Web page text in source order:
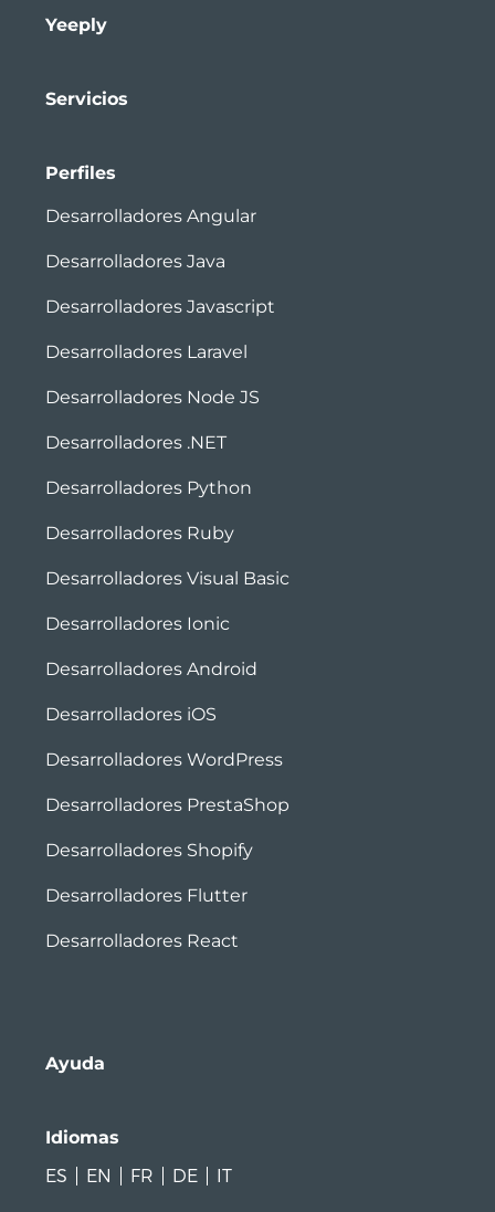
Yeeply
Servicios
Perfiles
Desarrolladores Angular
Desarrolladores Java
Desarrolladores Javascript
Desarrolladores Laravel
Desarrolladores Node JS
Desarrolladores .NET
Desarrolladores Python
Desarrolladores Ruby
Desarrolladores Visual Basic
Desarrolladores Ionic
Desarrolladores Android
Desarrolladores iOS
Desarrolladores WordPress
Desarrolladores PrestaShop
Desarrolladores Shopify
Desarrolladores Flutter
Desarrolladores React
Ayuda
Idiomas
ES
EN FR DE IT